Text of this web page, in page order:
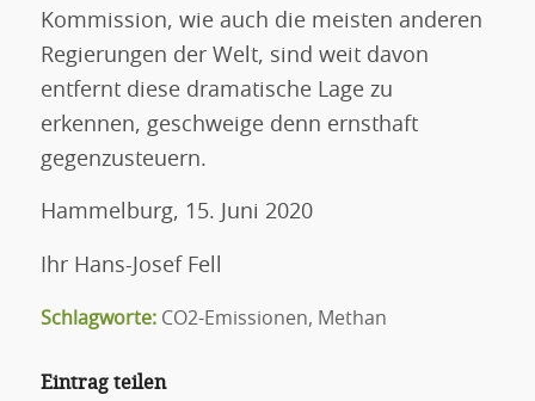
Kommission, wie auch die meisten anderen
Regierungen der Welt, sind weit davon
entfernt diese dramatische Lage zu
erkennen, geschweige denn ernsthaft
gegenzusteuern.
Hammelburg, 15. Juni 2020
Ihr Hans-Josef Fell
Schlagworte: CO2-Emissionen, Methan
Eintrag teilen